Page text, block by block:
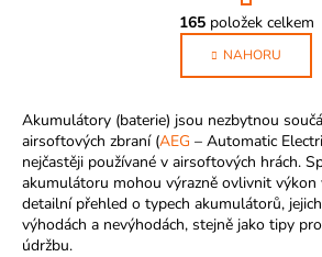
O
v
l
á
a
c
í
p
r
r
á
n
k
v
á
n
í
165položek celkem
NAHORU
Akumulátory (baterie) jsou nezbytnou
airsoftových zbraní (AEG – Automatic
nejčastěji používané v airsoftových hrách.
akumulátoru mohou výrazně ovlivnit výkon
detailní přehled o typech akumulátorů,
výhodách a nevýhodách, stejně jako tipy
údržbu.